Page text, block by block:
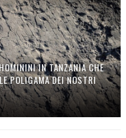
IN TANZANIA CHE
POLIGAMA DEI NOSTRI